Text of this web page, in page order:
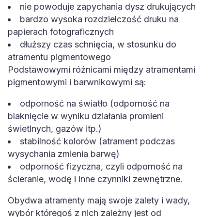
nie powoduje zapychania dysz drukujących
bardzo wysoka rozdzielczość druku na
papierach fotograficznych
dłuższy czas schnięcia, w stosunku do
atramentu pigmentowego
Podstawowymi różnicami między atramentami
pigmentowymi i barwnikowymi są:
odporność na światło (odporność na
blaknięcie w wyniku działania promieni
świetlnych, gazów itp.)
stabilność kolorów (atrament podczas
wysychania zmienia barwę)
odporność fizyczna, czyli odporność na
ścieranie, wodę i inne czynniki zewnętrzne.
Obydwa atramenty mają swoje zalety i wady,
wybór któregoś z nich zależny jest od